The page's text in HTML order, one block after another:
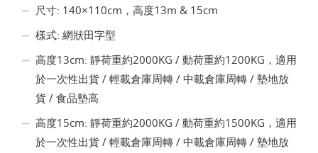
尺寸: 140×110cm，高度13m & 15cm
樣式: 網狀田字型
高度13cm: 靜荷重約2000KG / 動荷重約1200KG，適用
於一次性出貨 / 輕載倉庫周轉 / 中載倉庫周轉 / 墊地放
貨 / 食品墊高
高度15cm: 靜荷重約2000KG / 動荷重約1500KG，適用
於一次性出貨 / 輕載倉庫周轉 / 中載倉庫周轉 / 墊地放